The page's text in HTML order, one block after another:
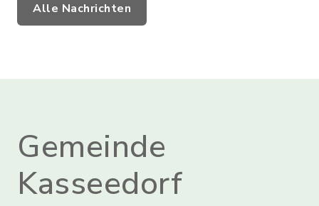
Alle Nachrichten
Gemeinde
Kasseedorf